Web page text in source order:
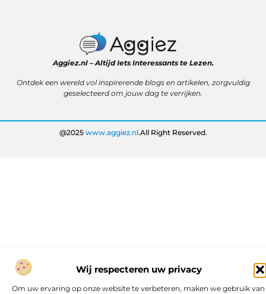
Wij respecteren uw privacy
Om uw ervaring op onze website te verbeteren, maken we gebruik van
Aggiez.nl – Altijd Iets Interessants te Lezen.
Ontdek een wereld vol inspirerende blogs en artikelen, zorgvuldig
geselecteerd om jouw dag te verrijken.
@2025 www.aggiez.nl.All Right Reserved.